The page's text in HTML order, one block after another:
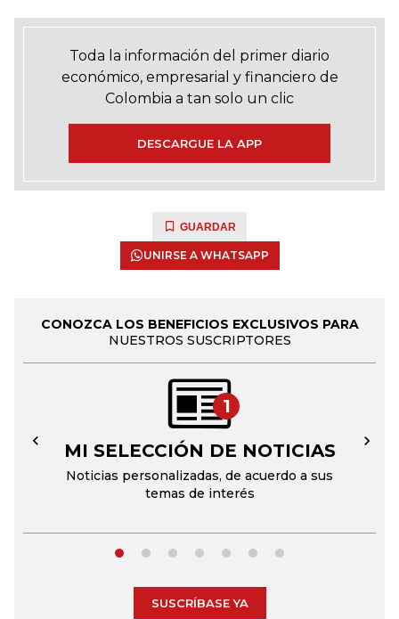
Toda la información del primer diario
económico, empresarial y financiero de
Colombia a tan solo un clic
DESCARGUE LA APP
GUARDAR
UNIRSE A WHATSAPP
CONOZCA LOS BENEFICIOS EXCLUSIVOS PARA
NUESTROS SUSCRIPTORES
1
MI SELECCIÓN DE NOTICIAS
Noticias personalizadas, de acuerdo a sus
temas de interés
← →
SUSCRÍBASE YA